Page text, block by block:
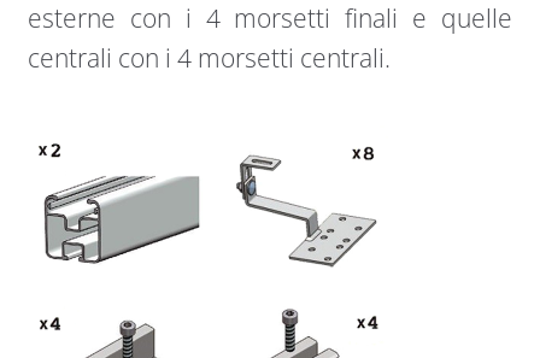
esterne con i 4 morsetti finali e quelle
centrali con i 4 morsetti centrali.